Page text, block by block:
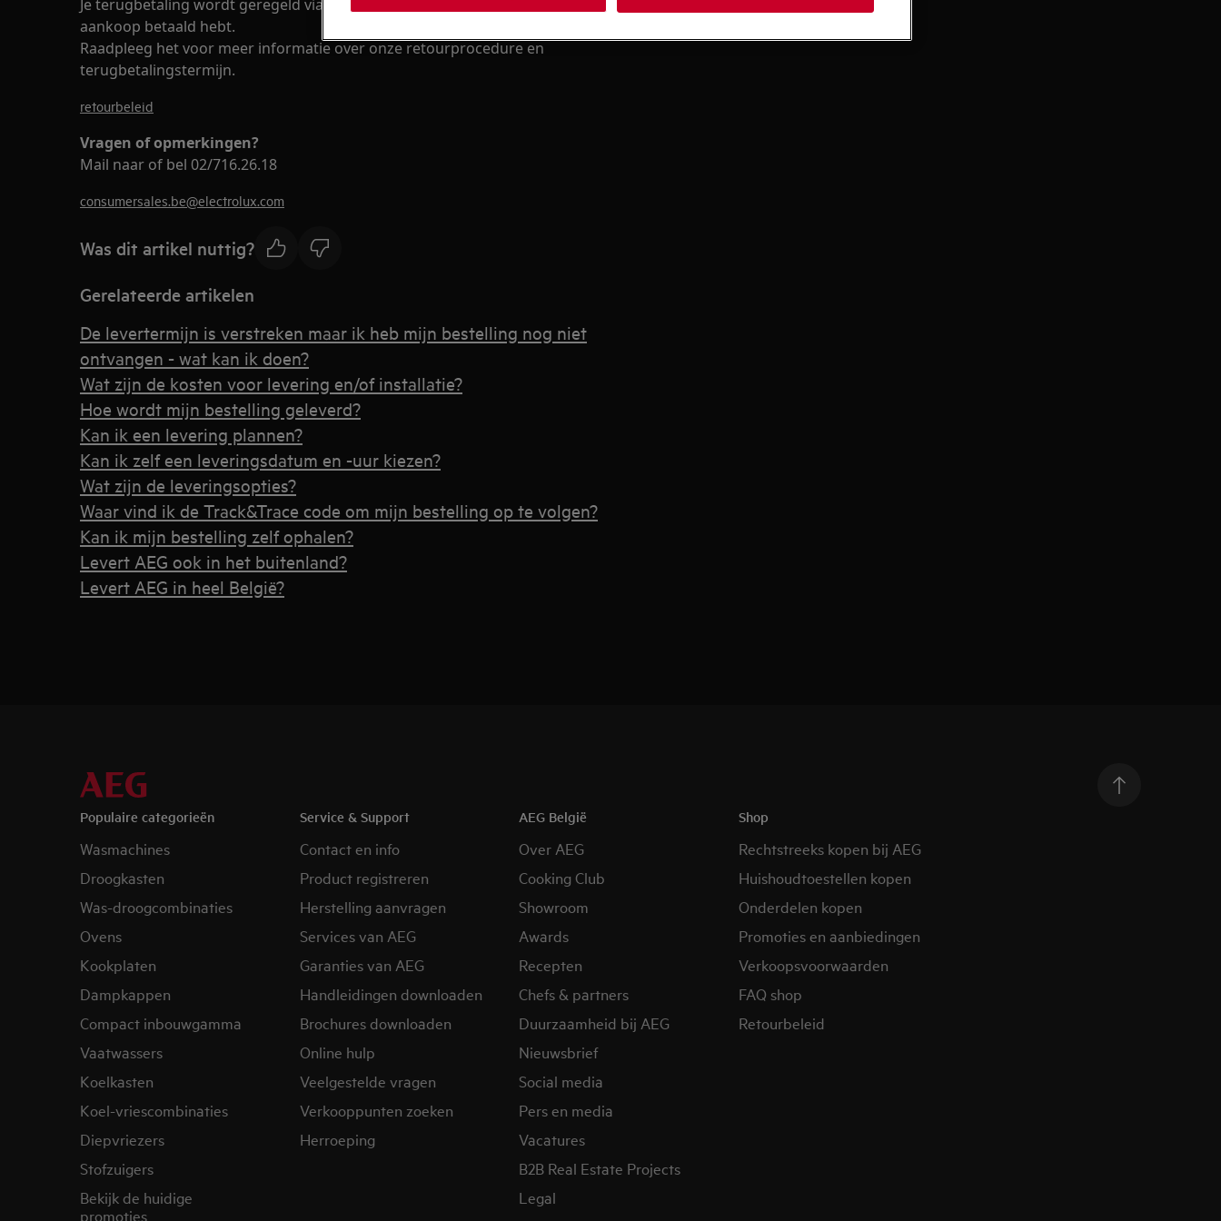
Je terugbetaling wordt geregeld via dezelfde betaalmethode waarmee je je
aankoop betaald hebt.
Raadpleeg het voor meer informatie over onze retourprocedure en
terugbetalingstermijn.
retourbeleid
Vragen of opmerkingen?
Mail naar of bel 02/716.26.18
consumersales.be@electrolux.com
Was dit artikel nuttig?
Gerelateerde artikelen
De levertermijn is verstreken maar ik heb mijn bestelling nog niet
ontvangen - wat kan ik doen?
Wat zijn de kosten voor levering en/of installatie?
Hoe wordt mijn bestelling geleverd?
Kan ik een levering plannen?
Kan ik zelf een leveringsdatum en -uur kiezen?
Wat zijn de leveringsopties?
Waar vind ik de Track&Trace code om mijn bestelling op te volgen?
Kan ik mijn bestelling zelf ophalen?
Levert AEG ook in het buitenland?
Levert AEG in heel België?
Populaire categorieën
Wasmachines
Droogkasten
Was-droogcombinaties
Ovens
Kookplaten
Dampkappen
Compact inbouwgamma
Vaatwassers
Koelkasten
Koel-vriescombinaties
Diepvriezers
Stofzuigers
Bekijk de huidige
promoties
Service & Support
Contact en info
Product registreren
Herstelling aanvragen
Services van AEG
Garanties van AEG
Handleidingen downloaden
Brochures downloaden
Online hulp
Veelgestelde vragen
Verkooppunten zoeken
Herroeping
AEG België
Over AEG
Cooking Club
Showroom
Awards
Recepten
Chefs & partners
Duurzaamheid bij AEG
Nieuwsbrief
Social media
Pers en media
Vacatures
B2B Real Estate Projects
Legal
Shop
Rechtstreeks kopen bij AEG
Huishoudtoestellen kopen
Onderdelen kopen
Promoties en aanbiedingen
Verkoopsvoorwaarden
FAQ shop
Retourbeleid​